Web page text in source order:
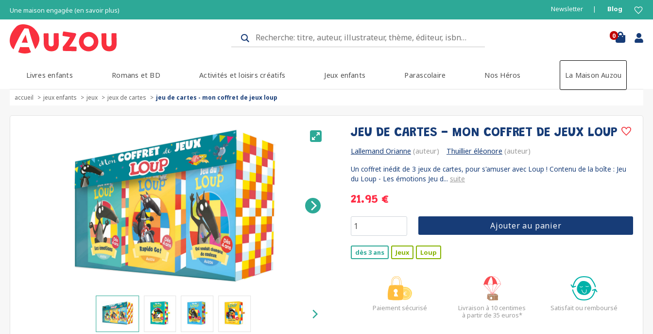
Une maison engagée (en savoir plus) Newsletter Blog
0
Livres enfants Romans et BD Activités et loisirs créatifs Jeux enfants Parascolaire Nos Héros La Maison Auzou
accueil jeux enfants jeux jeux de cartes jeu de cartes - mon coffret de jeux loup
JEU DE CARTES - MON COFFRET DE JEUX LOUP
Lallemand Orianne (auteur) Thuillier éléonore (auteur)
Un coffret inédit de 3 jeux de cartes, pour s'amuser avec Loup ! Contenu de la boîte : Jeu
du Loup - Les émotions Jeu d... suite
21.95 €
Ajouter au panier
dès 3 ans Jeux Loup
Paiement sécurisé
Livraison à 10 centimes
à partir de 35 euros*
Satisfait ou remboursé